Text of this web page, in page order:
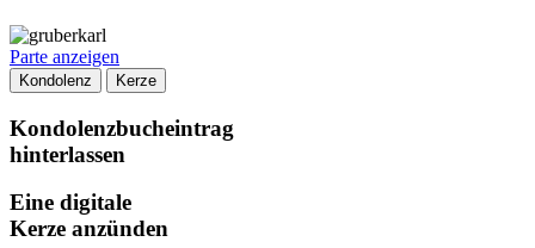
Parte anzeigen
Kondolenz Kerze
Kondolenzbucheintrag
hinterlassen
Eine digitale
Kerze anzünden